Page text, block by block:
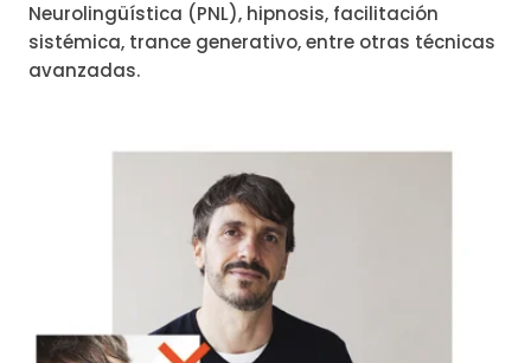
Neurolingüística (PNL), hipnosis, facilitación
sistémica, trance generativo, entre otras técnicas
avanzadas.